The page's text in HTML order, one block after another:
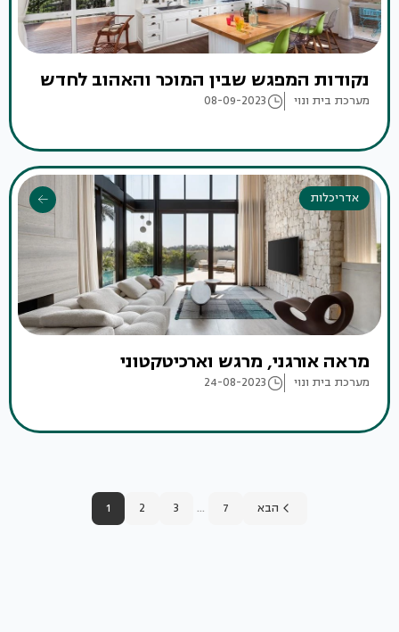
נקודות המפגש שבין המוכר והאהוב לחדש
מערכת בית ונוי 08-09-2023
אדריכלות
מראה אורגני, מרגש וארכיטקטוני
מערכת בית ונוי 24-08-2023
1 2 3 ... 7 הבא